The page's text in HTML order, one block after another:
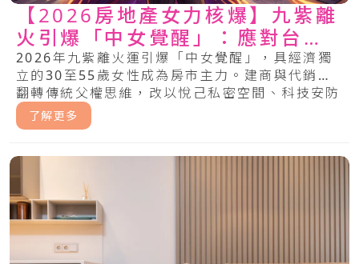
【2026房地產女力核爆】九紫離
火引爆「中女覺醒」：應對台灣
房地產危機與莊家求生秘術
2026年九紫離火運引爆「中女覺醒」，具經濟獨
立的30至55歲女性成為房市主力。建商與代銷須
翻轉傳統父權思維，改以悅己私密空間、科技安防
與情緒價值回應女性剛需，才能掌握地產新金權。
了解更多